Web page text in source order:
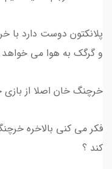
پلانکتون دوست دارد
و گرگک به هوا می
خرچنگ خان اصلا از
فکر می کنی بالاخره
کند ؟